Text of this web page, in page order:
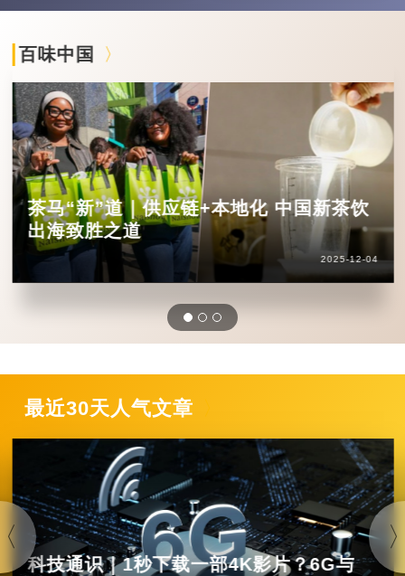
百味中国
茶马“新”道｜供应链+本地化 中国新茶饮
出海致胜之道
2025-12-04
最近30天人气文章
科技通识｜1秒下载一部4K影片？6G与